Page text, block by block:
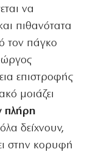
να
πιθανότατα
τον πάγκο
επιστροφής
μοιάζει
πλήρη
δείχνουν,
στην κορυφή